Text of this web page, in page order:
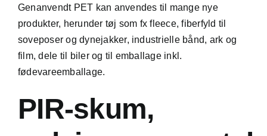
Genanvendt PET kan anvendes til mange nye
produkter, herunder tøj som fx fleece, fiberfyld til
soveposer og dynejakker, industrielle bånd, ark og
film, dele til biler og til emballage inkl.
fødevareemballage.
PIR-skum,